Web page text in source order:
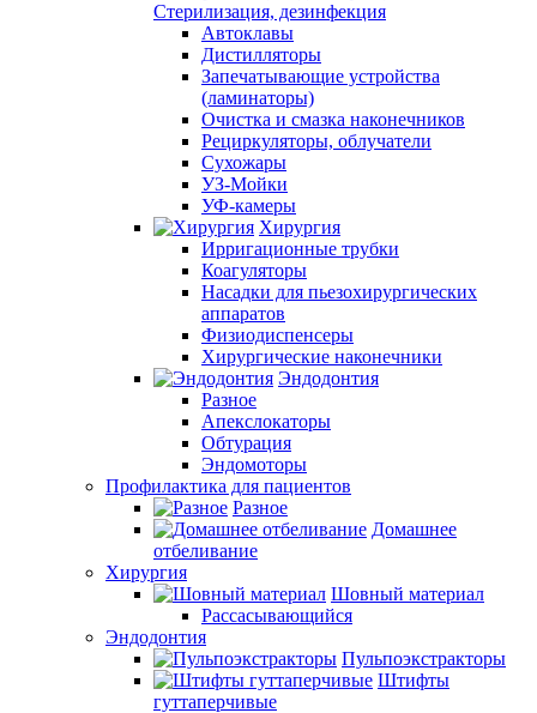
Стерилизация, дезинфекция
Автоклавы
Дистилляторы
Запечатывающие устройства
(ламинаторы)
Очистка и смазка наконечников
Рециркуляторы, облучатели
Сухожары
УЗ-Мойки
УФ-камеры
Хирургия
Ирригационные трубки
Коагуляторы
Насадки для пьезохирургических
аппаратов
Физиодиспенсеры
Хирургические наконечники
Эндодонтия
Разное
Апекслокаторы
Обтурация
Эндомоторы
Профилактика для пациентов
Разное
Домашнее
отбеливание
Хирургия
Шовный материал
Рассасывающийся
Эндодонтия
Пульпоэкстракторы
Штифты
гуттаперчивые